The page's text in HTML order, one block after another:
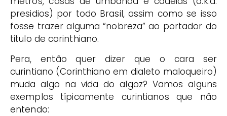
presidios) por todo Brasil, assim como se isso
fosse trazer alguma “nobreza” ao portador do
titulo de corinthiano.
Pera, então quer dizer que o cara ser
curintiano (Corinthiano em dialeto maloqueiro)
muda algo na vida do algoz? Vamos alguns
exemplos típicamente curintianos que não
entendo: